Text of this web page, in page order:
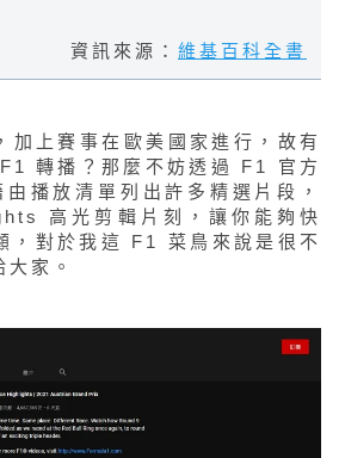
資訊來源： 維基百科全書
加上賽事在歐美國家進行，故有
轉播？那麼不妨透過 F1 官方
由播放清單列出許多精選片段，
高光剪輯片刻，讓你能夠快
，對於我這 F1 菜鳥來說是很不
家。